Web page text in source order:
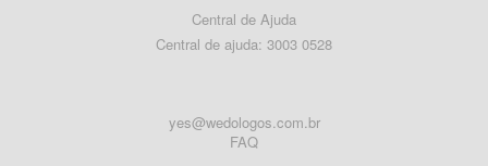
Central de Ajuda
Central de ajuda: 3003 0528
yes@wedologos.com.br
FAQ